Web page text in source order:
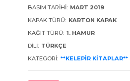
BASIM TARIHI: MART 2019
KAPAK TÜRÜ: KARTON KAPAK
KAĞIT TÜRÜ: 1. HAMUR
DILI: TÜRKÇE
KATEGORI: **KELEPİR KİTAPLAR**